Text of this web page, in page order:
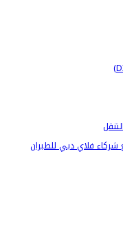
فلاي دبي للطيران